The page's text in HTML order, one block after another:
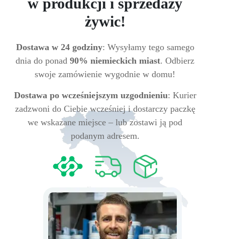
żywic!
Dostawa w 24 godziny: Wysyłamy tego samego
dnia do ponad 90% niemieckich miast. Odbierz
swoje zamówienie wygodnie w domu!
Dostawa po wcześniejszym uzgodnieniu: Kurier
zadzwoni do Ciebie wcześniej i dostarczy paczkę
we wskazane miejsce – lub zostawi ją pod
podanym adresem.